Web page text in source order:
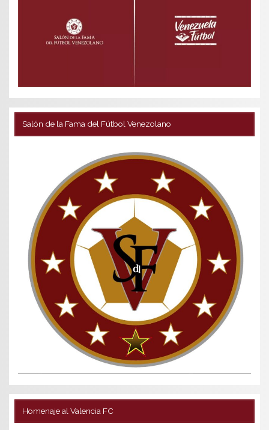
Salón de la Fama del Fútbol Venezolano
Homenaje al Valencia FC